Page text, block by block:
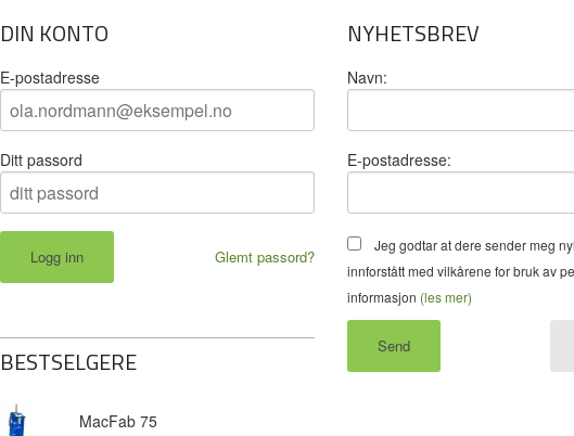
DIN KONTO
E-postadresse
Ditt passord
Glemt passord?
BESTSELGERE
MacFab 75
NYHETSBREV
Navn:
E-postadresse:
Jeg godtar at dere sender meg
innforstått med vilkårene for bruk av
informasjon (les mer)